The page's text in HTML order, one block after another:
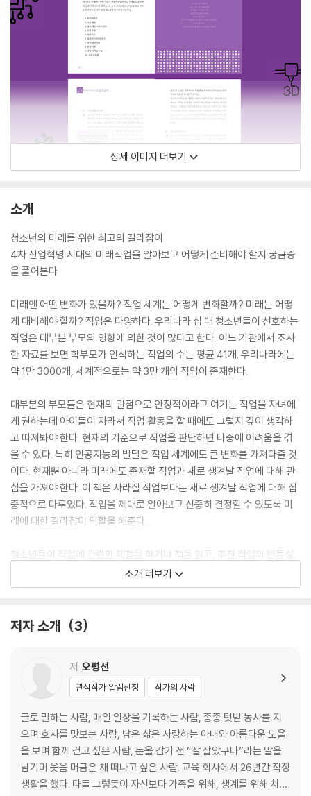
상세 이미지 더보기
소개
청소년의 미래를 위한 최고의 길라잡이
4차 산업혁명 시대의 미래직업을 알아보고 어떻게 준비해야 할지 궁금증
을 풀어본다
미래엔 어떤 변화가 있을까? 직업 세계는 어떻게 변화할까? 미래는 어떻
게 대비해야 할까? 직업은 다양하다. 우리나라 십 대 청소년들이 선호하는
직업은 대부분 부모의 영향에 의한 것이 많다고 한다. 어느 기관에서 조사
한 자료를 보면 학부모가 인식하는 직업의 수는 평균 41개. 우리나라에는
약 1만 3000개, 세계적으로는 약 3만 개의 직업이 존재한다.
대부분의 부모들은 현재의 관점으로 안정적이라고 여기는 직업을 자녀에
게 권하는데 아이들이 자라서 직업 활동을 할 때에도 그럴지 깊이 생각하
고 따져봐야 한다. 현재의 기준으로 직업을 판단하면 나중에 어려움을 겪
을 수 있다. 특히 인공지능의 발달은 직업 세계에도 큰 변화를 가져다줄 것
이다. 현재뿐 아니라 미래에도 존재할 직업과 새로 생겨날 직업에 대해 관
심을 가져야 한다. 이 책은 사라질 직업보다는 새로 생겨날 직업에 대해 집
중적으로 다루었다. 직업을 제대로 알아보고 신중히 결정할 수 있도록 미
래에 대한 길라잡이 역할을 해준다.
청소년들이 직업에 관련한 체험을 하거나 책을 읽고, 추천 직업의 변동성
과 가능성 등을 자세히 알아보는 기회를 줄 것이다. 자신의 성격, 능력, 흥
미, 가치관이 어떤지 객관적인 검사를 통해 전문가의 상담을 받듯이 직업
자세히 제공한다. AI(인공지능), IoT(사물인터넷), 빅데이터, AI로봇, 무
소개 더보기
저자 소개 3
저 오평선
관심작가 알림신청 작가의 사락
글로 말하는 사람, 매일 일상을 기록하는 사람, 종종 텃밭 농사를 지
으며 호사를 맛보는 사람, 남은 삶은 사랑하는 아내와 아름다운 노을
을 보며 함께 걷고 싶은 사람, 눈을 감기 전 “잘 살았구나”라는 말을
남기며 웃음 머금은 채 떠나고 싶은 사람. 교육 회사에서 26년간 직장
생활을 했다. 다들 그렇듯이 자신보다 가족을 위해, 생계를 위해 치열